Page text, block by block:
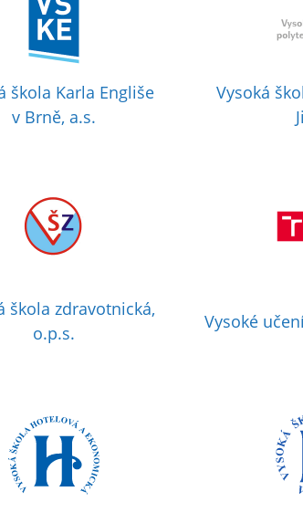
škola Karla Engliše
v Brně, a.s.
Vysoká
škola zdravotnická,
o.p.s.
Vysoké